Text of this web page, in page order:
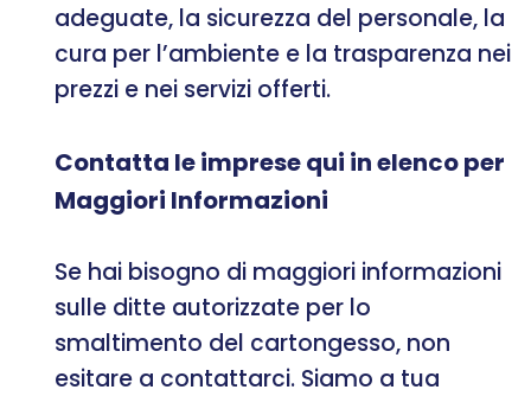
adeguate, la sicurezza del personale, la
cura per l’ambiente e la trasparenza nei
prezzi e nei servizi offerti.
Contatta le imprese qui in elenco per
Maggiori Informazioni
Se hai bisogno di maggiori informazioni
sulle ditte autorizzate per lo
smaltimento del cartongesso, non
esitare a contattarci. Siamo a tua